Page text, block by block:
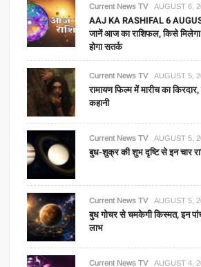
Current News TV AUGUST 6,
AAJ KA RASHIFAL 6
जानें आज का राशिफल, किसे
होगा सतर्क
Current News TV AUGUST 5,
रामायण फिल्म में मारीच का
कहानी
Current News TV AUGUST 5,
बुध-शुक्र की शुभ दृष्टि से इन चार
Current News TV AUGUST 5,
बुध गोचर से चमकेगी किस्मत, इन
लाभ
Current News TV AUGUST 4,